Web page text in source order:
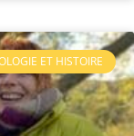
ET HISTOIRE